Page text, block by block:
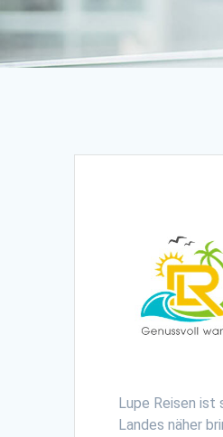
Lupe Reisen ist
Landes näher